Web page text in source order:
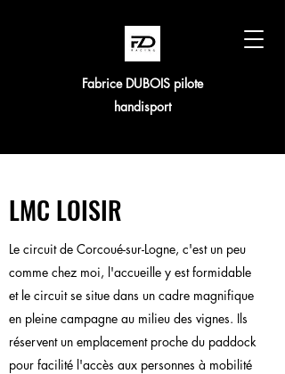
Fabrice DUBOIS pilote
handisport
LMC LOISIR
Le circuit de Corcoué-sur-Logne, c'est un peu
comme chez moi, l'accueille y est formidable
et le circuit se situe dans un cadre magnifique
en pleine campagne au milieu des vignes. Ils
réservent un emplacement proche du paddock
pour facilité l'accès aux personnes à mobilité